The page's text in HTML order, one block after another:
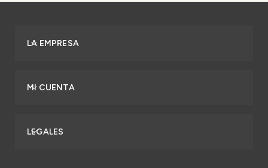
LA EMPRESA
MI CUENTA
LEGALES